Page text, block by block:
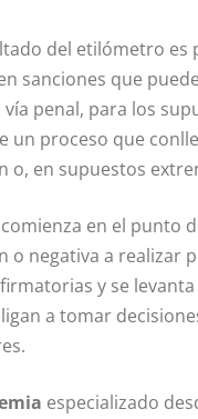
del etilómetro es
sanciones que
penal, para los
un proceso que
o, en supuestos
en el punto
o negativa a realizar
y se
a tomar
especializado